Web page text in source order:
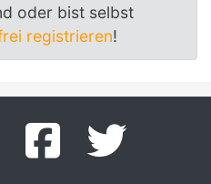
oder bist selbst
registrieren!